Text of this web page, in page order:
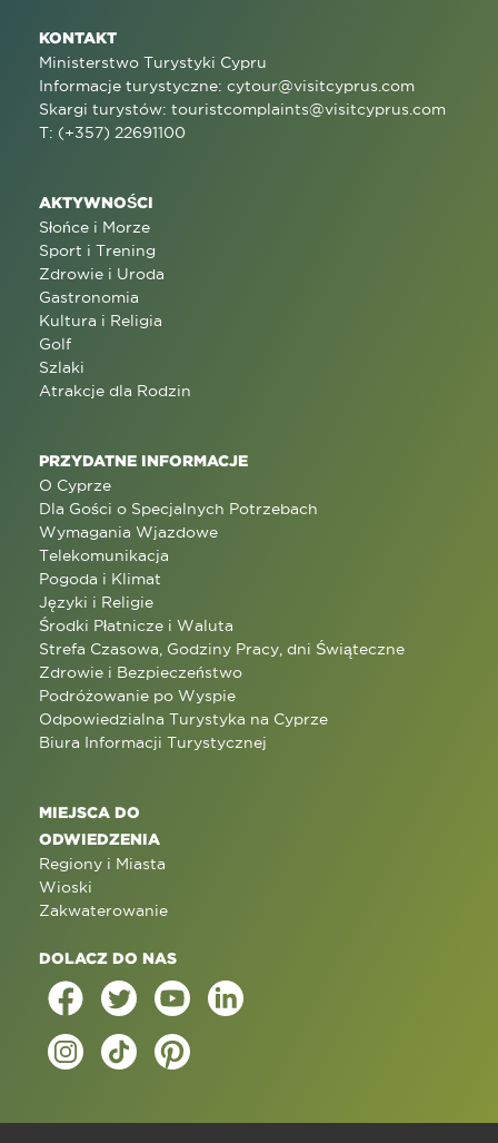
KONTAKT
Ministerstwo Turystyki Cypru
Informacje turystyczne: cytour@visitcyprus.com
Skargi turystów: touristcomplaints@visitcyprus.com
T: (+357) 22691100
AKTYWNOŚCI
Słońce i Morze
Sport i Trening
Zdrowie i Uroda
Gastronomia
Kultura i Religia
Golf
Szlaki
Atrakcje dla Rodzin
PRZYDATNE INFORMACJE
O Cyprze
Dla Gości o Specjalnych Potrzebach
Wymagania Wjazdowe
Telekomunikacja
Pogoda i Klimat
Języki i Religie
Środki Płatnicze i Waluta
Strefa Czasowa, Godziny Pracy, dni Świąteczne
Zdrowie i Bezpieczeństwo
Podróżowanie po Wyspie
Odpowiedzialna Turystyka na Cyprze
Biura Informacji Turystycznej
MIEJSCA DO
ODWIEDZENIA
Regiony i Miasta
Wioski
Zakwaterowanie
DOLACZ DO NAS